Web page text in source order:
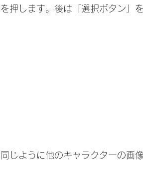
を押します。後は「選択ボタン」
同じように他のキャラクターの画